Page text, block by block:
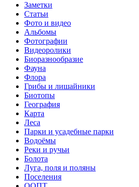
Заметки
Статьи
Фото и видео
Альбомы
Фотографии
Видеоролики
Биоразнообразие
Фауна
Флора
Грибы и лишайники
Биотопы
География
Карта
Леса
Парки и усадебные парки
Водоёмы
Реки и ручьи
Болота
Луга, поля и поляны
Поселения